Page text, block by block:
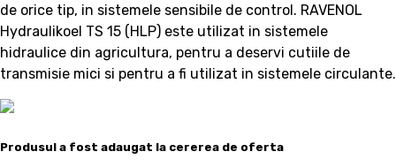
de orice tip, in sistemele sensibile de control. RAVENOL
Hydraulikoel TS 15 (HLP) este utilizat in sistemele
hidraulice din agricultura, pentru a deservi cutiile de
transmisie mici si pentru a fi utilizat in sistemele circulante.
Produsul a fost adaugat la cererea de oferta